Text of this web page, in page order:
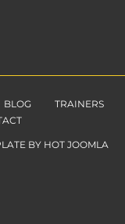
BLOG
TRAINERS
BY HOT JOOMLA